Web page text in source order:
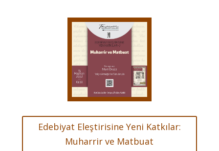
Edebiyat Eleştirisine Yeni Katkılar:
Muharrir ve Matbuat